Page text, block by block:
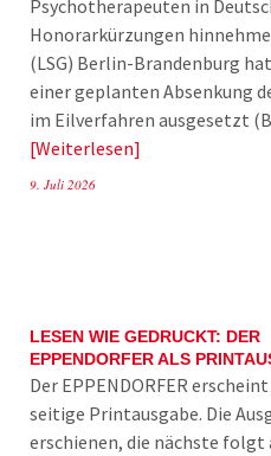
Psychotherapeuten in
Honorarkürzungen
(LSG) Berlin-Brandenburg
einer geplanten Absenkung
im Eilverfahren ausgesetzt
Weiterlesen
9. Juli 2026
LESEN WIE GEDRUCKT: DER
EPPENDORFER ALS
Der EPPENDORFER
seitige Printausgabe. Die
erschienen, die nächste folgt